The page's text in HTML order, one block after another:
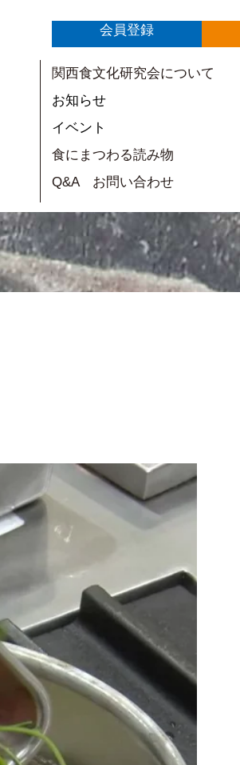
会員登録
関西食文化研究会について
お知らせ
イベント
食にまつわる読み物
Q&A お問い合わせ